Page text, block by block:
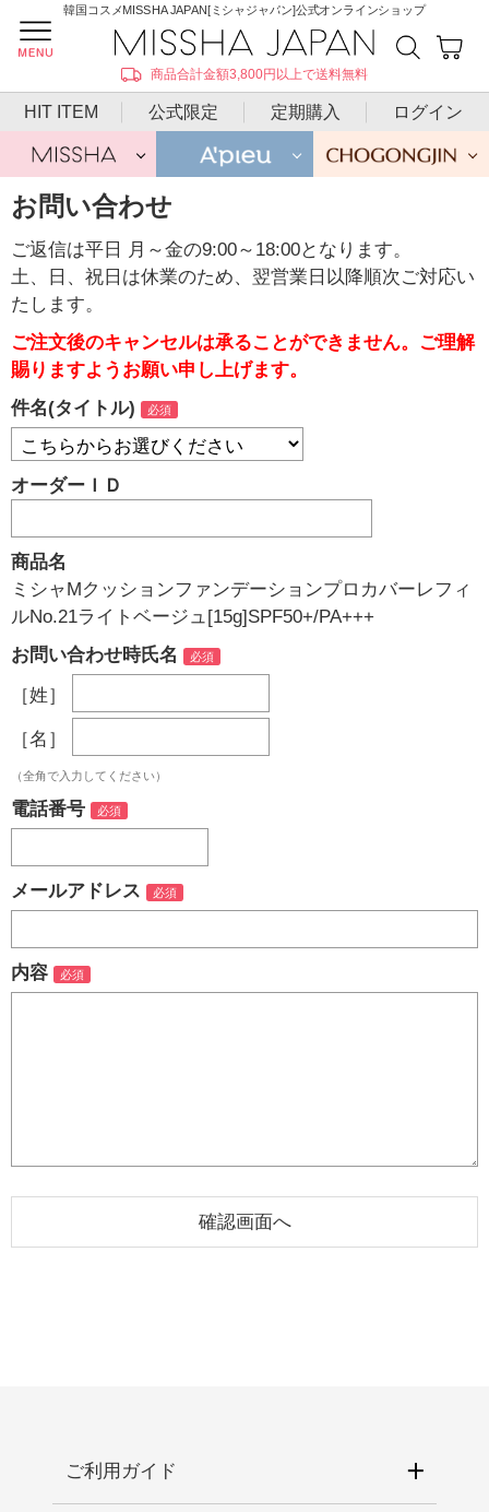
韓国コスメMISSHA JAPAN[ミシャジャパン]公式オンラインショップ
商品合計金額3,800円以上で送料無料
HIT ITEM 公式限定 定期購入 ログイン
お問い合わせ
ご返信は平日 月～金の9:00～18:00となります。
土、日、祝日は休業のため、翌営業日以降順次ご対応い
たします。
ご注文後のキャンセルは承ることができません。ご理解
賜りますようお願い申し上げます。
件名(タイトル)
オーダーＩＤ
商品名
ミシャMクッションファンデーションプロカバーレフィ
ルNo.21ライトベージュ[15g]SPF50+/PA+++
お問い合わせ時氏名
［姓］
［名］
（全角で入力してください）
電話番号
メールアドレス
内容
ご利用ガイド